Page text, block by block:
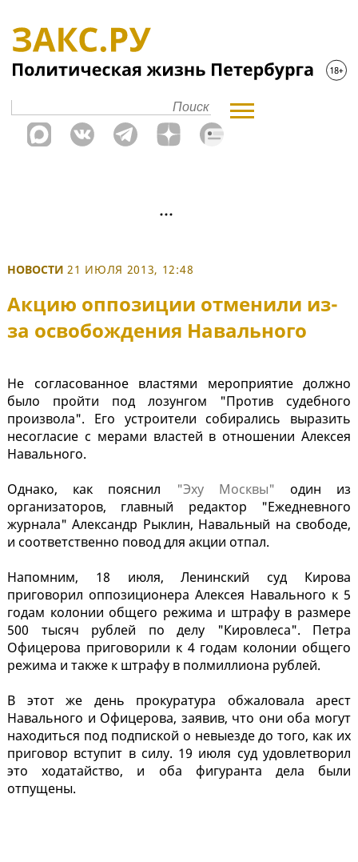
НОВОСТИ 21 ИЮЛЯ 2013, 12:48
Акцию оппозиции отменили из-
за освобождения Навального
Не согласованное властями мероприятие должно
было пройти под лозунгом "Против судебного
произвола". Его устроители собирались выразить
несогласие с мерами властей в отношении Алексея
Навального.
Однако, как пояснил
"Эху Москвы" один из
организаторов, главный редактор "Ежедневного
журнала" Александр Рыклин, Навальный на свободе,
и соответственно повод для акции отпал.
Напомним, 18 июля, Ленинский суд Кирова
приговорил оппозиционера Алексея Навального к 5
годам колонии общего режима и штрафу в размере
500 тысяч рублей по делу "Кировлеса". Петра
Офицерова приговорили к 4 годам колонии общего
режима и также к штрафу в полмиллиона рублей.
В этот же день прокуратура обжаловала арест
Навального и Офицерова, заявив, что они оба могут
находиться под подпиской о невыезде до того, как их
приговор вступит в силу. 19 июля суд удовлетворил
это ходатайство, и оба фигуранта дела были
отпущены.